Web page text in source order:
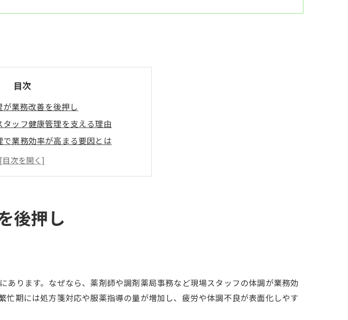
目次
業務改善を後押し
ッフ健康管理を支える理由
で業務効率が高まる要因とは
務改善が現場にもたらす効果
スタッフ負担軽減の仕組み
業務効率化の秘訣
ート体制を強化する方法
業務改善に直結する理由
で業務改善が進むポイント
ートが生む効率化の実践例
後押し
ります。なぜなら、薬剤師や調剤薬局事務など現場スタッフの体調が業務効
期には処方箋対応や服薬指導の量が増加し、疲労や体調不良が表面化しやす